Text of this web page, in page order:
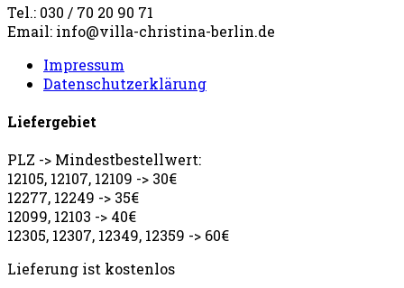
Tel.: 030 / 70 20 90 71
Email: info@villa-christina-berlin.de
Impressum
Datenschutzerklärung
Liefergebiet
PLZ -> Mindestbestellwert:
12105, 12107, 12109 -> 30€
12277, 12249 -> 35€
12099, 12103 -> 40€
12305, 12307, 12349, 12359 -> 60€
Lieferung ist kostenlos